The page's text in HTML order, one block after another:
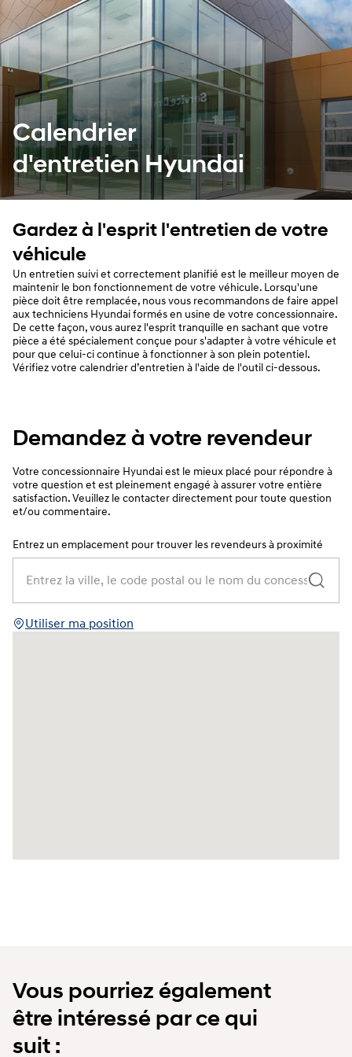
Calendrier
d'entretien Hyundai
Gardez à l'esprit l'entretien de votre
véhicule
Un entretien suivi et correctement planifié est le meilleur moyen de
maintenir le bon fonctionnement de votre véhicule. Lorsqu'une
pièce doit être remplacée, nous vous recommandons de faire appel
aux techniciens Hyundai formés en usine de votre concessionnaire.
De cette façon, vous aurez l'esprit tranquille en sachant que votre
pièce a été spécialement conçue pour s'adapter à votre véhicule et
pour que celui-ci continue à fonctionner à son plein potentiel.
Vérifiez votre calendrier d’entretien à l'aide de l'outil ci-dessous.
Demandez à votre revendeur
Votre concessionnaire Hyundai est le mieux placé pour répondre à
votre question et est pleinement engagé à assurer votre entière
satisfaction. Veuillez le contacter directement pour toute question
et/ou commentaire.
Entrez un emplacement pour trouver les revendeurs à proximité
Utiliser ma position
Vous pourriez également
être intéressé par ce qui
suit :